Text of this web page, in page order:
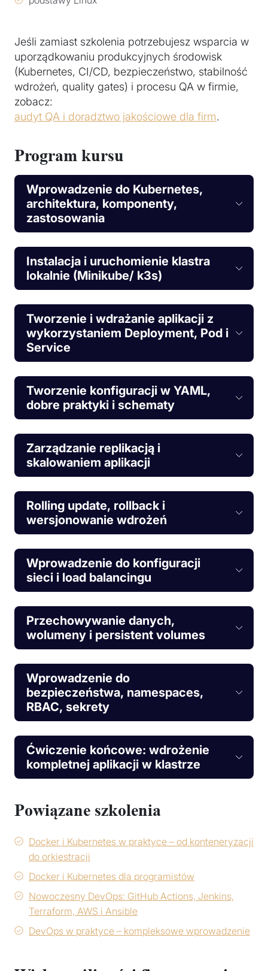
Jeśli zamiast szkolenia potrzebujesz wsparcia w
uporządkowaniu produkcyjnych środowisk
(Kubernetes, CI/CD, bezpieczeństwo, stabilność
wdrożeń, quality gates) i procesu QA w firmie,
zobacz:
audyt QA i doradztwo jakościowe dla firm.
Program kursu
Wprowadzenie do Kubernetes,
architektura, komponenty,
zastosowania
Instalacja i uruchomienie klastra
lokalnie (Minikube/ k3s)
Tworzenie i wdrażanie aplikacji z
wykorzystaniem Deployment, Pod i
Service
Tworzenie konfiguracji w YAML,
dobre praktyki i schematy
Zarządzanie replikacją i
skalowaniem aplikacji
Rolling update, rollback i
wersjonowanie wdrożeń
Wprowadzenie do konfiguracji
sieci i load balancingu
Przechowywanie danych,
wolumeny i persistent volumes
Wprowadzenie do
bezpieczeństwa, namespaces,
RBAC, sekrety
Ćwiczenie końcowe: wdrożenie
kompletnej aplikacji w klastrze
Powiązane szkolenia
Docker i Kubernetes w praktyce – od konteneryzacji
do orkiestracji
Docker i Kubernetes dla programistów
Nowoczesny DevOps: GitHub Actions, Jenkins,
Terraform, AWS i Ansible
DevOps w praktyce – kompleksowe wprowadzenie